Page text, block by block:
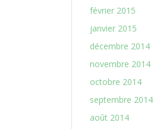
février 2015
janvier 2015
décembre 2014
novembre 2014
octobre 2014
septembre 2014
août 2014